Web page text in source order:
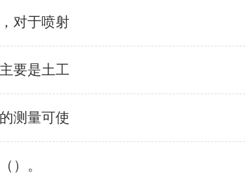
对于喷射
要是土工
测量可使
）。